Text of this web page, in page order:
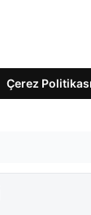
Çerez Politikası